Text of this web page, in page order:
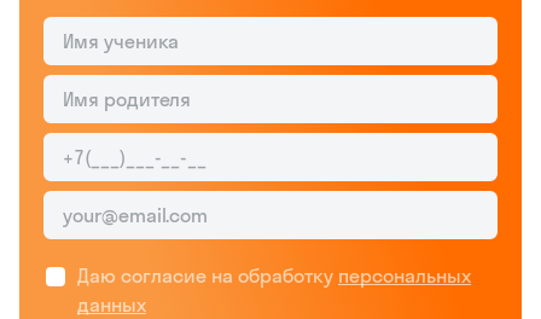
Даю согласие на обработку персональных
данных